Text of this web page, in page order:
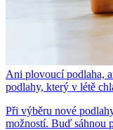
Ani plovoucí podlaha,
podlahy, který v létě
Při výběru nové
možností. Buď sáhnou